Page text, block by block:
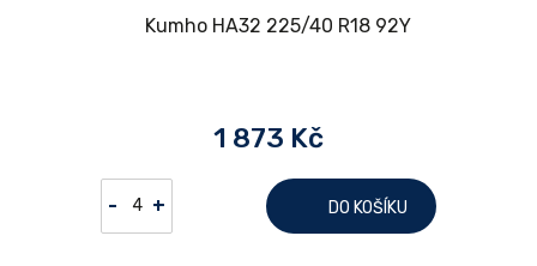
1 873 Kč
- + DO KOŠÍKU